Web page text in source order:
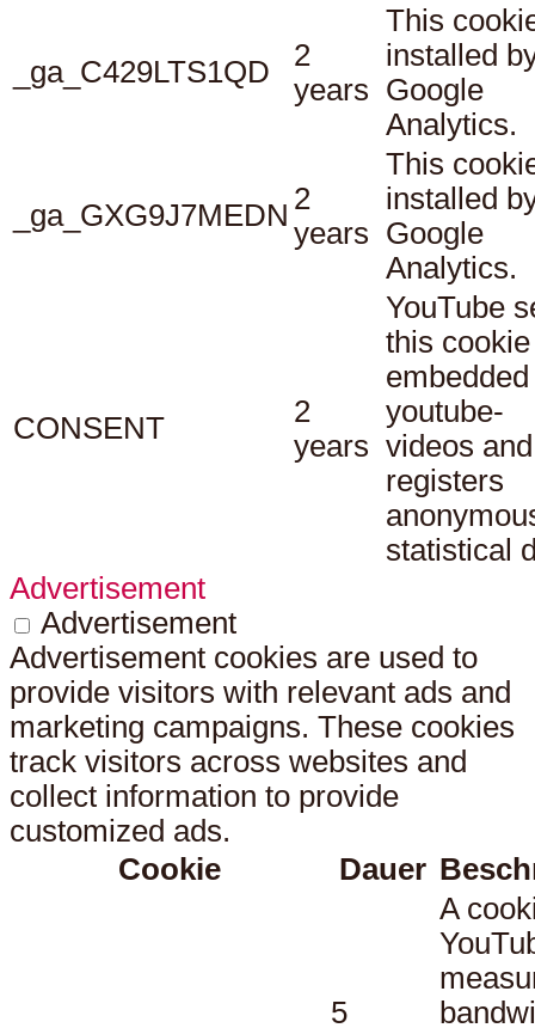
_ga_C429LTS1QD
2
years
This
installed
Google
Analytics.
_ga_GXG9J7MEDN 2
years
This
installed
Google
Analytics.
CONSENT
2
years
YouTube
this
embedded
youtube-
videos and
registers
statistical
Advertisement
Advertisement
Advertisement cookies are used to
provide visitors with relevant ads and
marketing campaigns. These cookies
track visitors across websites and
collect information to provide
customized ads.
Cookie
Dauer
5
A